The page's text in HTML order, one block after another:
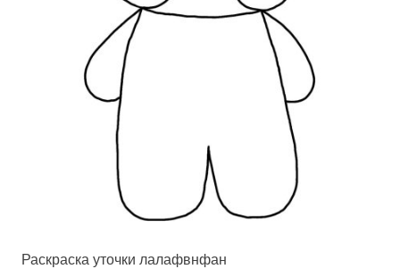
Раскраска уточки лалафвнфан